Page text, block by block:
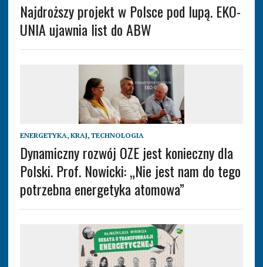
Najdroższy projekt w Polsce pod lupą. EKO-
UNIA ujawnia list do ABW
ENERGETYKA, KRAJ, TECHNOLOGIA
Dynamiczny rozwój OZE jest konieczny dla
Polski. Prof. Nowicki: „Nie jest nam do tego
potrzebna energetyka atomowa”